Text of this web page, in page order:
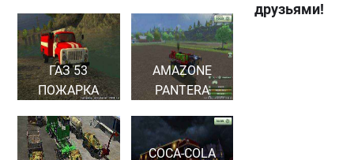
ГАЗ 53
ПОЖАРКА
AMAZONE
PANTERA
COCA-COLA
друзьями!